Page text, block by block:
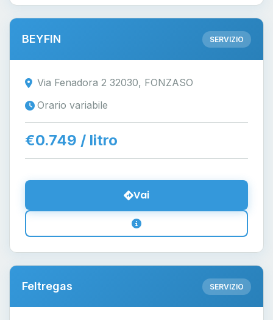
BEYFIN SERVIZIO
Via Fenadora 2 32030, FONZASO
Orario variabile
€0.749 / litro
Vai
Feltregas SERVIZIO